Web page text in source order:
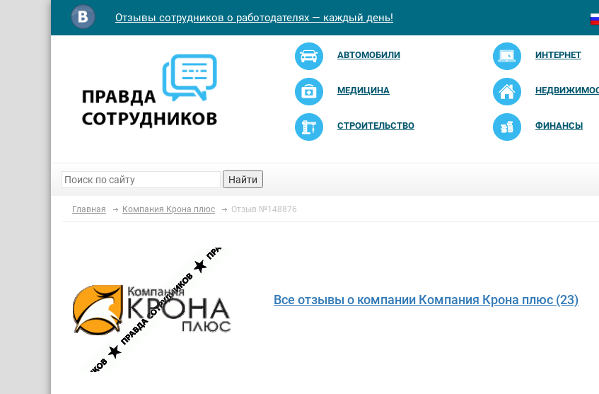
Отзывы сотрудников о работодателях — каждый день!
АВТОМОБИЛИ ИНТЕРНЕТ
МЕДИЦИНА
СТРОИТЕЛЬСТВО ФИНАНСЫ
Найти
Главная Компания Крона плюс Отзыв №148876
Все отзывы о компании Компания Крона плюс (23)